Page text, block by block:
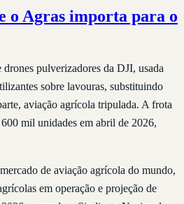
o Agras importa para o
drones pulverizadores da DJI, usada
sobre lavouras, substituindo
aviação agrícola tripulada. A frota
mil unidades em abril de 2026,
de aviação agrícola do mundo,
em operação e projeção de